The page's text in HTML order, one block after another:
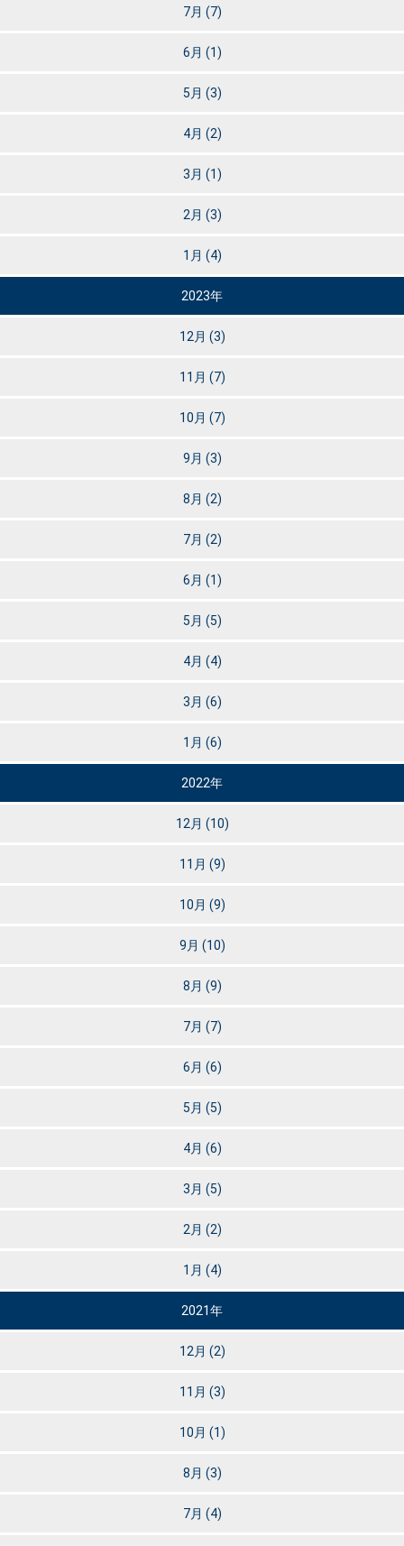
7月 (7)
6月 (1)
5月 (3)
4月 (2)
3月 (1)
2月 (3)
1月 (4)
2023年
12月 (3)
11月 (7)
10月 (7)
9月 (3)
8月 (2)
7月 (2)
6月 (1)
5月 (5)
4月 (4)
3月 (6)
1月 (6)
2022年
12月 (10)
11月 (9)
10月 (9)
9月 (10)
8月 (9)
7月 (7)
6月 (6)
5月 (5)
4月 (6)
3月 (5)
2月 (2)
1月 (4)
2021年
12月 (2)
11月 (3)
10月 (1)
8月 (3)
7月 (4)